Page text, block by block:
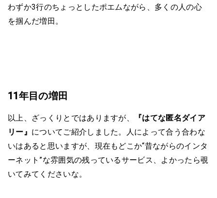
わずか3行のちょっとしたポエムながら、多くの人の心
を掴んだ増田。
11年目の増田
以上、ざっくりとではありますが、
『はてな匿名ダイア
リー』 についてご紹介しました。人によって合う合わな
いはあると思いますが、現在もどこか“昔ながらのインタ
ーネット”な雰囲気の残っているサービス、よかったら覗
いてみてくださいな。